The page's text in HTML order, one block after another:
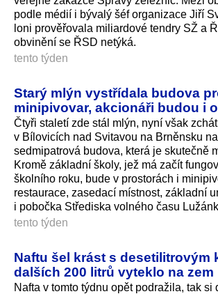
podle médií i bývalý šéf organizace Jiří
loni prověřovala miliardové tendry SŽ a
obvinění se ŘSD netýká.
tento týden
Starý mlýn vystřídala budova
minipivovar, akcionáři budou i
Čtyři staletí zde stál mlýn, nyní však
v Bílovicích nad Svitavou na Brněnsku
sedmipatrová budova, která je skutečně
Kromě základní školy, jež má začít
školního roku, bude v prostorách i
restaurace, zasedací místnost, základní
i pobočka Střediska volného času
tento týden
Naftu šel krást s desetilitrovým
dalších 200 litrů vyteklo na zem
Nafta v tomto týdnu opět podražila, tak si